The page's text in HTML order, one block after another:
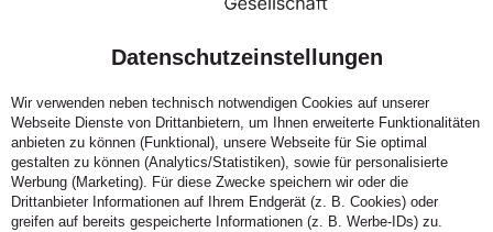
Mitarbeiterin (Master Lehramt Kunst) (In Elternzeit)
Fachgebiet: Erziehungswissenschaft, Kindheitspädagogik,
Kunst- und Waldorfpädagogik/ Fachbereich
Bildungswissenschaft
Verantwortlich für den Master of Education Lehramt Kunst
Datenschutzeinstellungen
Wir verwenden neben technisch notwendigen Cookies auf unserer
Webseite Dienste von Drittanbietern, um Ihnen erweiterte Funktionalitäten
anbieten zu können (Funktional), unsere Webseite für Sie optimal
gestalten zu können (Analytics/Statistiken), sowie für personalisierte
Werbung (Marketing). Für diese Zwecke speichern wir oder die
Drittanbieter Informationen auf Ihrem Endgerät (z. B. Cookies) oder
greifen auf bereits gespeicherte Informationen (z. B. Werbe-IDs) zu.